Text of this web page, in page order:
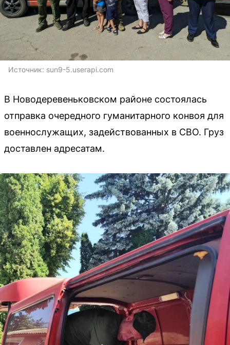
Источник: sun9-5.userapi.com
В Новодеревеньковском районе состоялась
отправка очередного гуманитарного конвоя для
военнослужащих, задействованных в СВО. Груз
доставлен адресатам.